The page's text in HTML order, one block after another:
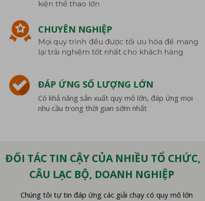
CHUYÊN NGHIỆP
Mọi quy trình đều được tối ưu hóa để mang
lại trải nghiệm tốt nhất cho khách hàng
ĐÁP ỨNG SỐ LƯỢNG LỚN
Có khả năng sản xuất quy mô lớn, đáp ứng mọi
nhu cầu trong thời gian sớm nhất
kiện thể thao lớn
Chúng tôi tự tin đáp ứng các giải chạy có quy mô lớn
ĐỐI TÁC TIN CẬY CỦA NHIỀU TỔ CHỨC,
CÂU LẠC BỘ, DOANH NGHIỆP